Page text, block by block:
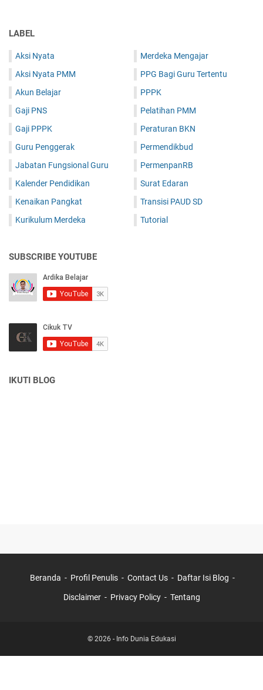
LABEL
Aksi Nyata
Aksi Nyata PMM
Akun Belajar
Gaji PNS
Gaji PPPK
Guru Penggerak
Jabatan Fungsional Guru
Kalender Pendidikan
Kenaikan Pangkat
Kurikulum Merdeka
Merdeka Mengajar
PPG Bagi Guru Tertentu
PPPK
Pelatihan PMM
Peraturan BKN
Permendikbud
PermenpanRB
Surat Edaran
Transisi PAUD SD
Tutorial
SUBSCRIBE YOUTUBE
IKUTI BLOG
Beranda Profil Penulis Contact Us Daftar Isi Blog
Disclaimer Privacy Policy Tentang
© 2026 - Info Dunia Edukasi